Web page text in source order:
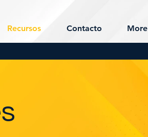
Recursos Contacto More